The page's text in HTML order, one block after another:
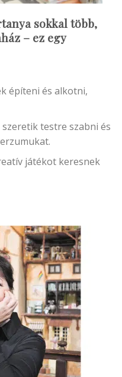
sokkal több,
– ez egy
építeni és alkotni,
testre szabni és
játékot keresnek